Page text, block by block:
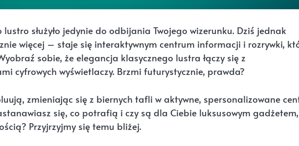
służyło jedynie do odbijania Twojego wizerunku. Dziś jednak
więcej – staje się interaktywnym centrum informacji i rozrywki,
sobie, że elegancja klasycznego lustra łączy się z
cyfrowych wyświetlaczy. Brzmi futurystycznie, prawda?
zmieniając się z biernych tafli w aktywne, spersonalizowane
się, co potrafią i czy są dla Ciebie luksusowym
Przyjrzyjmy się temu bliżej.